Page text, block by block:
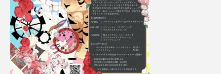
スカルプ クレンジング 頻度 スカルプケア
スキンケア スキンケア 習慣
スキンケアルーティン ストレス